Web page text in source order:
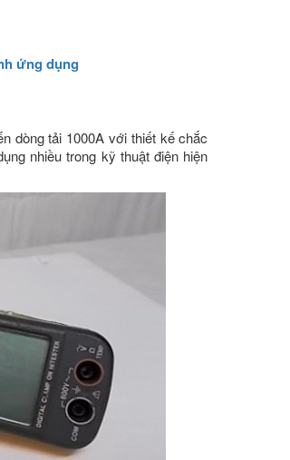
ứng dụng
dòng tải 1000A với thiết kế chắc
nhiều trong kỹ thuật điện hiện